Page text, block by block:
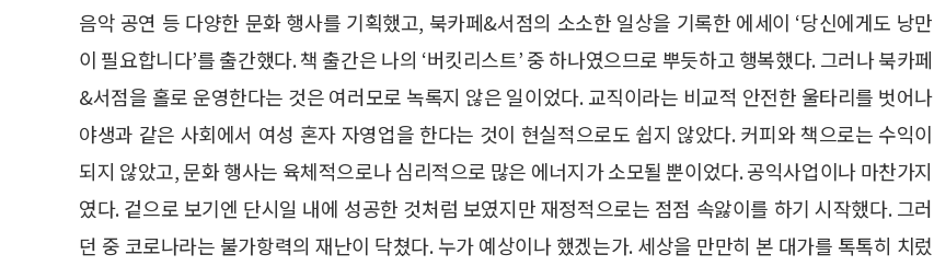
음악 공연 등 다양한 문화 행사를 기획했고, 북카페&서점의 소소한 일상을 기록한 에세이 ‘당신에게도 낭만
이 필요합니다’를 출간했다. 책 출간은 나의 ‘버킷리스트’ 중 하나였으므로 뿌듯하고 행복했다. 그러나 북카페
&서점을 홀로 운영한다는 것은 여러모로 녹록지 않은 일이었다. 교직이라는 비교적 안전한 울타리를 벗어나
야생과 같은 사회에서 여성 혼자 자영업을 한다는 것이 현실적으로도 쉽지 않았다. 커피와 책으로는 수익이
되지 않았고, 문화 행사는 육체적으로나 심리적으로 많은 에너지가 소모될 뿐이었다. 공익사업이나 마찬가지
였다. 겉으로 보기엔 단시일 내에 성공한 것처럼 보였지만 재정적으로는 점점 속앓이를 하기 시작했다. 그러
던 중 코로나라는 불가항력의 재난이 닥쳤다. 누가 예상이나 했겠는가. 세상을 만만히 본 대가를 톡톡히 치렀